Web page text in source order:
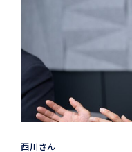
西川さん